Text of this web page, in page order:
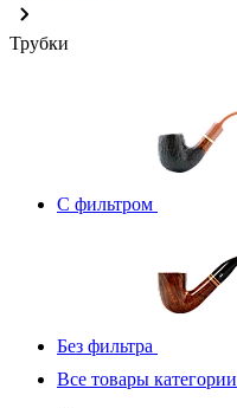
Трубки
С фильтром
Без фильтра
Все товары категории